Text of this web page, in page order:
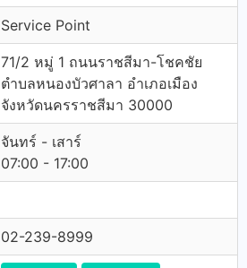
Service Point
71/2 หมู่ 1 ถนนราชสีมา-โชคชัย
ตำบลหนองบัวศาลา อำเภอเมือง
จังหวัดนครราชสีมา 30000
จันทร์ - เสาร์
07:00 - 17:00
02-239-8999